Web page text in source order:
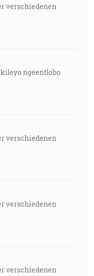
verschiedenen
ngeentlobo
verschiedenen
verschiedenen
verschiedenen